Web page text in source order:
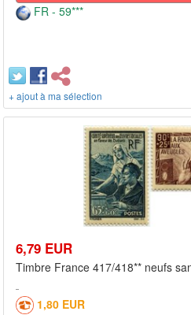
FR - 59***
+ ajout à ma sélection
6,79 EUR
Timbre France 417/418** neufs
1,80 EUR